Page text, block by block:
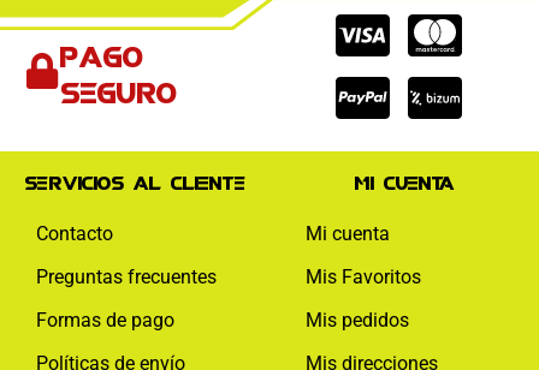
Pago
seguro
Cc-
visa
Cc-
Cc-
paypal
Servicios al cliente
Contacto
Preguntas frecuentes
Formas de pago
Políticas de envío
Mi cuenta
Mi cuenta
Mis Favoritos
Mis pedidos
Mis direcciones